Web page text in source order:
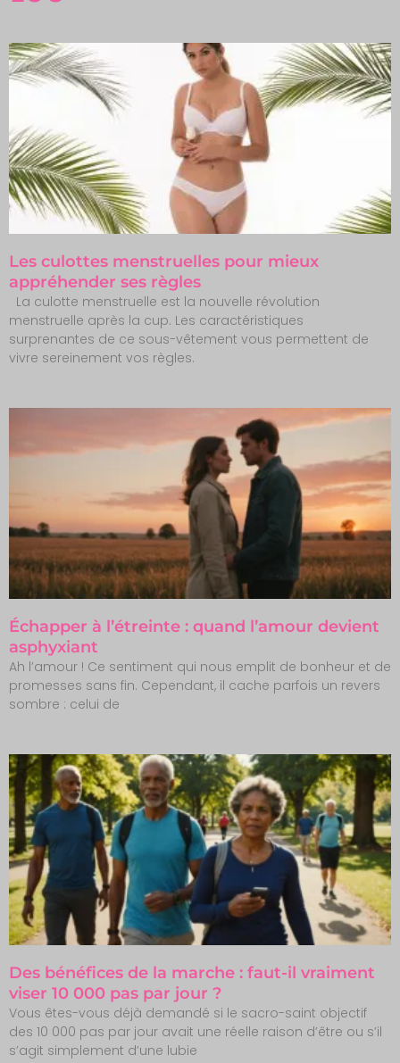
Les culottes menstruelles pour mieux
appréhender ses règles
La culotte menstruelle est la nouvelle révolution
menstruelle après la cup. Les caractéristiques
surprenantes de ce sous-vêtement vous permettent de
vivre sereinement vos règles.
Échapper à l’étreinte : quand l’amour devient
asphyxiant
Ah l’amour ! Ce sentiment qui nous emplit de bonheur et de
promesses sans fin. Cependant, il cache parfois un revers
sombre : celui de
Des bénéfices de la marche : faut-il vraiment
viser 10 000 pas par jour ?
Vous êtes-vous déjà demandé si le sacro-saint objectif
des 10 000 pas par jour avait une réelle raison d’être ou s’il
s’agit simplement d’une lubie